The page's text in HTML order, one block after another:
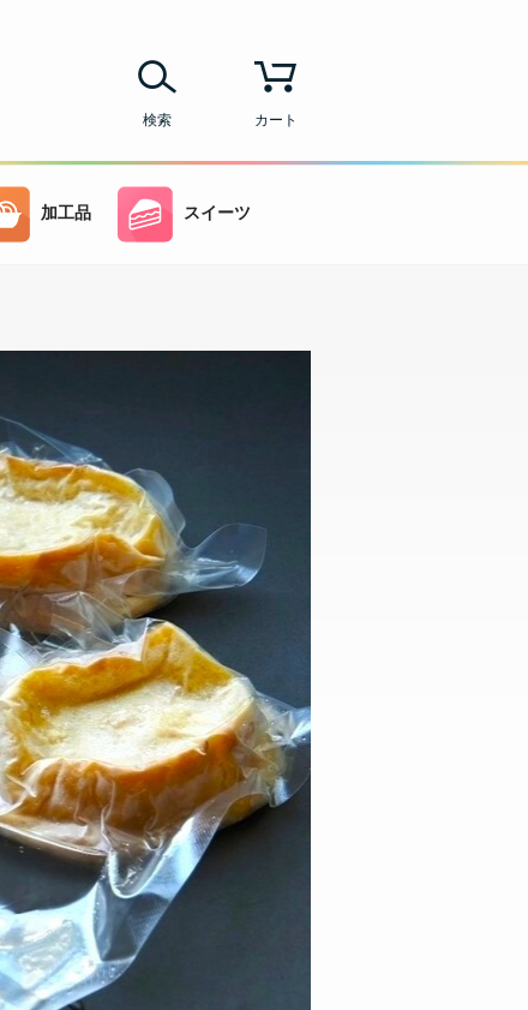
カート
検索
加工品 スイーツ